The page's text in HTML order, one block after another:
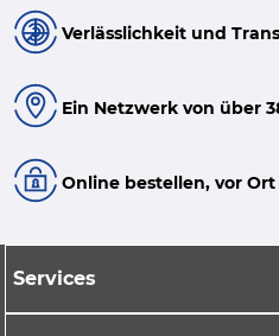
Verlässlichkeit und
Ein Netzwerk von über
Online bestellen, vor
Services